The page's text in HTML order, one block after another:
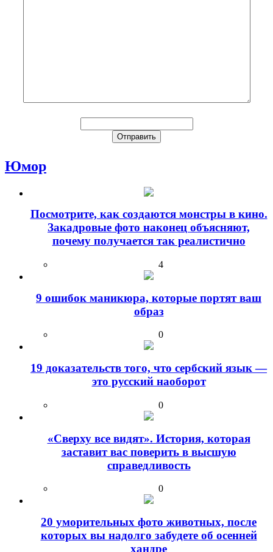
Юмор
Посмотрите, как создаются монстры в кино.
Закадровые фото наконец объясняют,
почему получается так реалистично
4
9 ошибок маникюра, которые портят ваш
образ
0
19 доказательств того, что сербский язык —
это русский наоборот
0
«Сверху все видят». История, которая
заставит вас поверить в высшую
справедливость
0
20 уморительных фото животных, после
которых вы надолго забудете об осенней
хандре